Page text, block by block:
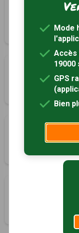
Les
7.5 km
La Pommeraie
Fontaine-la-Soret,
9 km
Les fours à pain
Goupillières, Eure
3h30
Grosley-sur-Risle,
Mode
Accès
GPS
Bien